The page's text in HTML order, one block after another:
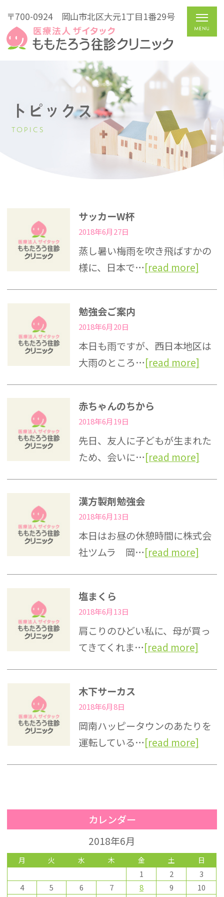
〒700-0924 岡山市北区大元1丁目1番29号
トピックス
TOPICS
サッカーW杯
2018年6月27日
蒸し暑い梅雨を吹き飛ばすかの
様に、日本で…[read more]
勉強会ご案内
2018年6月20日
本日も雨ですが、西日本地区は
大雨のところ…[read more]
赤ちゃんのちから
2018年6月19日
先日、友人に子どもが生まれた
ため、会いに…[read more]
漢方製剤勉強会
2018年6月13日
本日はお昼の休憩時間に株式会
社ツムラ 岡…[read more]
塩まくら
2018年6月13日
肩こりのひどい私に、母が買っ
てきてくれま…[read more]
木下サーカス
2018年6月8日
岡南ハッピータウンのあたりを
運転している…[read more]
カレンダー
2018年6月
月 火 水 木 金 土 日
1 2
3
4
5 6 7 8 9
10